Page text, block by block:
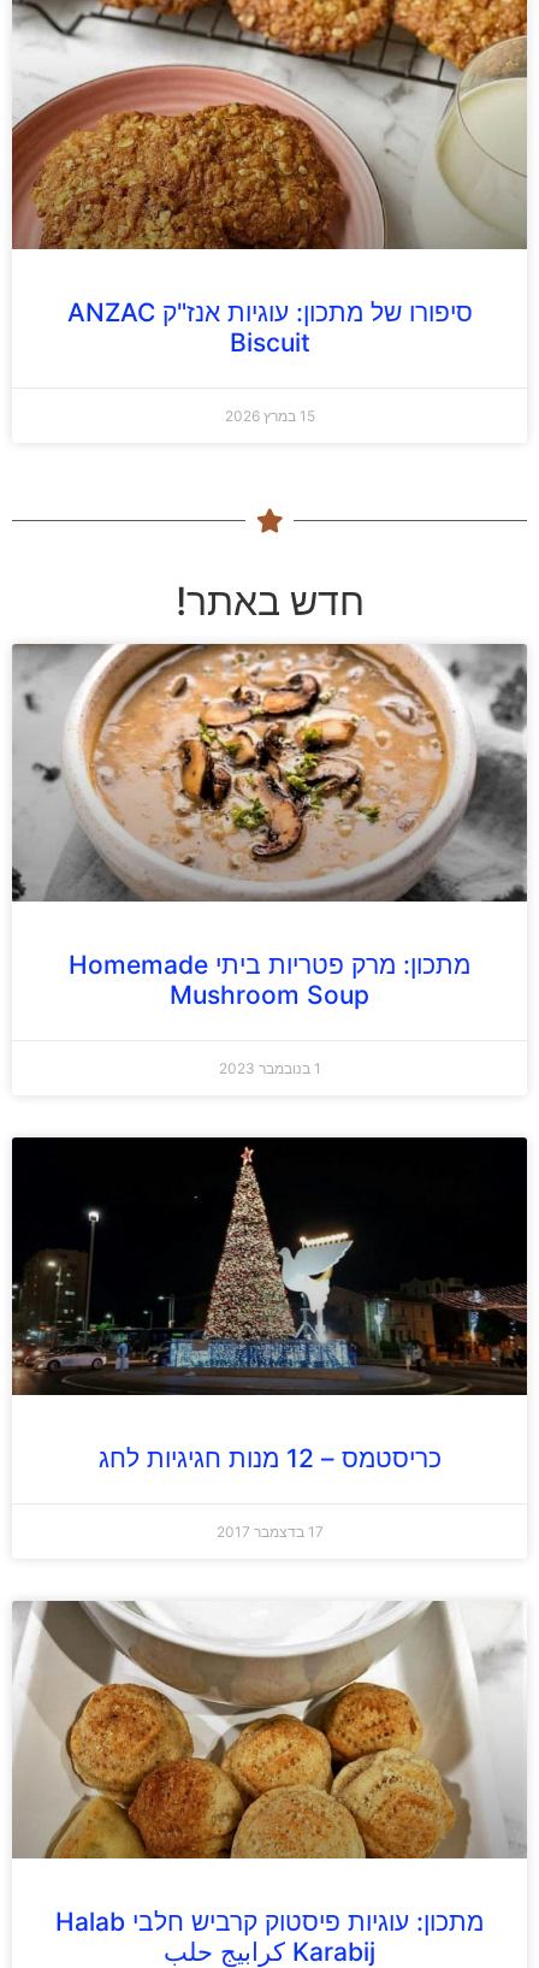
סיפורו של מתכון: עוגיות אנז"ק ANZAC
Biscuit
15 במרץ 2026
חדש באתר!
מתכון: מרק פטריות ביתי Homemade
Mushroom Soup
1 בנובמבר 2023
כריסטמס – 12 מנות חגיגיות לחג
17 בדצמבר 2017
מתכון: עוגיות פיסטוק קרביש חלבי Halab
Karabij كرابيج حلب